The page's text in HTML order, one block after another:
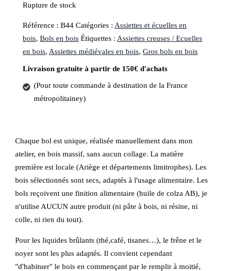
Rupture de stock
Référence :B44 Catégories :Assiettes et écuelles en
bois,Bols en bois Étiquettes :Assiettes creuses / Ecuelles
en bois,Assiettes médiévales en bois,Gros bols en bois
Livraison gratuite à partir de 150€ d'achats
(Pour toute commande à destination de la France
métropolitainey)
Chaque bol est unique, réalisée manuellement dans mon
atelier, en bois massif, sans aucun collage. La matière
première est locale (Ariège et départements limitrophes). Les
bois sélectionnés sont secs, adaptés à l'usage alimentaire. Les
bols reçoivent une finition alimentaire (huile de colza AB), je
n'utilise AUCUN autre produit (ni pâte à bois, ni résine, ni
colle, ni rien du tout).
Pour les liquides brûlants (thé,café, tisanes…), le frêne et le
noyer sont les plus adaptés. Il convient cependant
"d'habituer" le bois en commençant par le remplir à moitié,